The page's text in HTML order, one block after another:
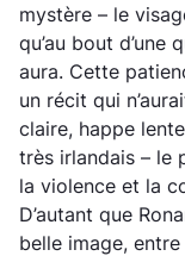
mystère – le
qu’au bout d’une
aura. Cette
un récit qui
claire, happe
très irlandais – le
la violence et la
D’autant que
belle image,